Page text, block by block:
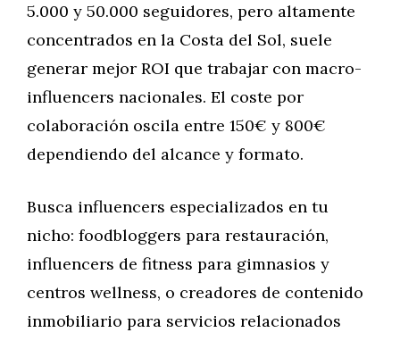
5.000 y 50.000 seguidores, pero altamente
concentrados en la Costa del Sol, suele
generar mejor ROI que trabajar con macro-
influencers nacionales. El coste por
colaboración oscila entre 150€ y 800€
dependiendo del alcance y formato.
Busca influencers especializados en tu
nicho: foodbloggers para restauración,
influencers de fitness para gimnasios y
centros wellness, o creadores de contenido
inmobiliario para servicios relacionados